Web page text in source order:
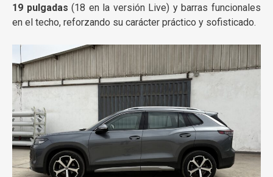
19 pulgadas (18 en la versión Live) y barras funcionales
en el techo, reforzando su carácter práctico y sofisticado.